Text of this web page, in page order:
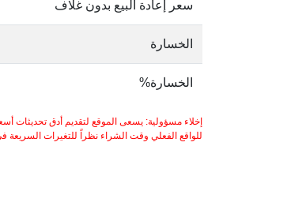
سعر إعادة البيع بدون غلاف
الخسارة
الخسارة%
إخلاء مسؤولية: يسعى الموقع لتقديم أدق تحديثات
للواقع الفعلي وقت الشراء نظراً للتغيرات السريعة